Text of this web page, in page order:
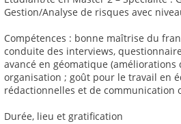
Gestion/Analyse de risques avec
Compétences : bonne maîtrise du
conduite des interviews,
avancé en géomatique (améliorations
organisation ; goût pour le travail en
rédactionnelles et de communication
Durée, lieu et gratification